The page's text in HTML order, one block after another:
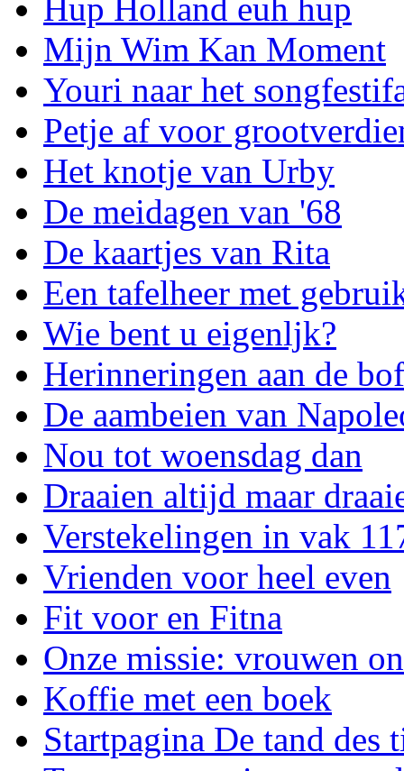
Hup Holland euh hup
Mijn Wim Kan Moment
Youri naar het
Petje af voor
Het knotje van Urby
De meidagen van '68
De kaartjes van Rita
Een tafelheer met
Wie bent u eigenljk?
Herinneringen aan de bof
De aambeien van
Nou tot woensdag dan
Draaien altijd maar
Verstekelingen in vak
Vrienden voor heel even
Fit voor en Fitna
Onze missie: vrouwen
Koffie met een boek
Startpagina De tand des